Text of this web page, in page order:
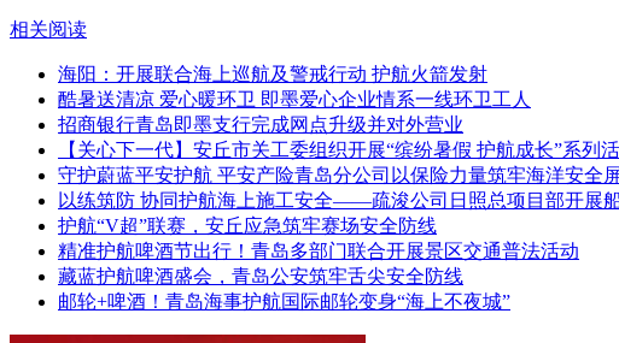
相关阅读
海阳：开展联合海上巡航及警戒行动 护航火箭发射
酷暑送清凉 爱心暖环卫 即墨爱心企业情系一线环卫工人
招商银行青岛即墨支行完成网点升级并对外营业
【关心下一代】安丘市关工委组织开展“缤纷暑假 护航成长”系列
守护蔚蓝平安护航 平安产险青岛分公司以保险力量筑牢海洋安全
以练筑防 协同护航海上施工安全——疏浚公司日照总项目部开展
护航“V超”联赛，安丘应急筑牢赛场安全防线
精准护航啤酒节出行！青岛多部门联合开展景区交通普法活动
​藏蓝护航啤酒盛会，青岛公安筑牢舌尖安全防线
邮轮+啤酒！青岛海事护航国际邮轮变身“海上不夜城”